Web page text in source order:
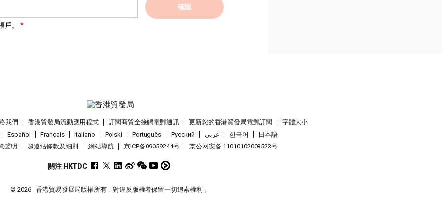
確認
。
我們 香港貿發局流動應用程式 訂閱商貿全接觸電郵通訊 更新您的香港貿發局電郵訂閱
字體大小
Español
Français Italiano Polski Português Pусский عربى 한국어
日本語
聲明
超連結條款及細則 網站導航 京ICP备09059244号 京公网安备 11010102003523号
關注 HKTDC
© 2026 香港貿易發展局版權所有，對違反版權者保留一切追索權利 。